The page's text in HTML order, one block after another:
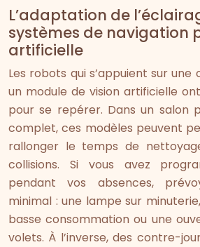
L’adaptation de
systèmes de navigation
artificielle
Les robots qui s’appuient sur
un module de vision artificielle
pour se repérer. Dans un salon
complet, ces modèles peuvent
rallonger le temps de
collisions. Si vous avez
pendant vos absences,
minimal : une lampe sur
basse consommation ou une
volets. À l’inverse, des contre-